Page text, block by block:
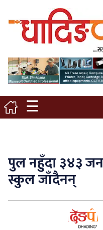
☰
मुख्य पृष्ठ
स्थानीय समाचार
विचार / ब्लग
नगर/गाउँ पालिका
कृषि/सहकारी
साहित्य / संस्कृति
पुल नहुँदा ३४३ जना
स्कुल जाँदैनन्